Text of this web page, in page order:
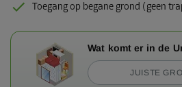
Toegang op begane grond (geen
Wat komt er in de
JUISTE